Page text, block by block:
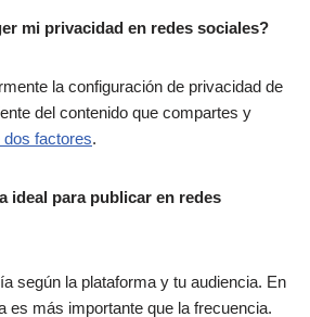
mi privacidad en redes sociales?
la configuración de privacidad de
del contenido que compartes y
dos factores.
ideal para publicar en redes
según la plataforma y tu audiencia. En
es más importante que la frecuencia.